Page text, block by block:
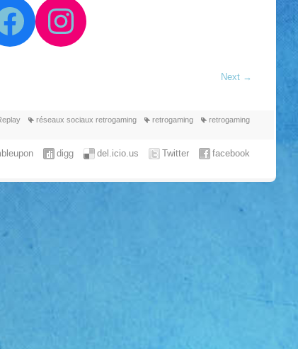
Instagram
Next →
réseaux sociaux retrogaming retrogaming
retrogaming
facebook
Twitter
del.icio.us
digg